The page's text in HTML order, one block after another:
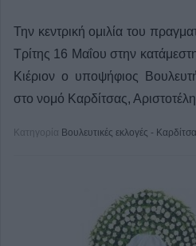
Την κεντρική ομιλία του
Τρίτης 16 Μαΐου στην
Κιέριον ο υποψήφιος
στο νομό Καρδίτσας,
Κατηγορία Βουλευτικές εκλογές - Καρδίτσα